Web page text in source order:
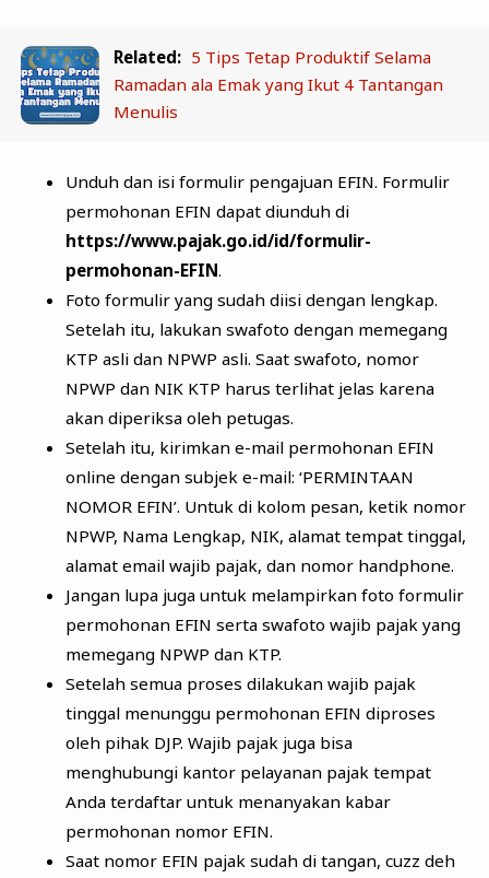
Related: 5 Tips Tetap Produktif Selama
Ramadan ala Emak yang Ikut 4 Tantangan
Menulis
Unduh dan isi formulir pengajuan EFIN. Formulir
permohonan EFIN dapat diunduh di
https://www.pajak.go.id/id/formulir-
permohonan-EFIN.
Foto formulir yang sudah diisi dengan lengkap.
Setelah itu, lakukan swafoto dengan memegang
KTP asli dan NPWP asli. Saat swafoto, nomor
NPWP dan NIK KTP harus terlihat jelas karena
akan diperiksa oleh petugas.
Setelah itu, kirimkan e-mail permohonan EFIN
online dengan subjek e-mail: ‘PERMINTAAN
NOMOR EFIN’. Untuk di kolom pesan, ketik nomor
NPWP, Nama Lengkap, NIK, alamat tempat tinggal,
alamat email wajib pajak, dan nomor handphone.
Jangan lupa juga untuk melampirkan foto formulir
permohonan EFIN serta swafoto wajib pajak yang
memegang NPWP dan KTP.
Setelah semua proses dilakukan wajib pajak
tinggal menunggu permohonan EFIN diproses
oleh pihak DJP. Wajib pajak juga bisa
menghubungi kantor pelayanan pajak tempat
Anda terdaftar untuk menanyakan kabar
permohonan nomor EFIN.
Saat nomor EFIN pajak sudah di tangan, cuzz deh